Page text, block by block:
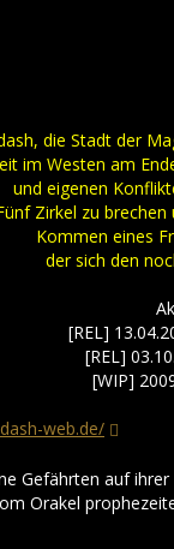
die Stadt der
im Westen am
und eigenen
Zirkel zu
Kommen eines
der sich den
[REL]
[REL]
[WIP]
web.de/
Gefährten auf
Orakel